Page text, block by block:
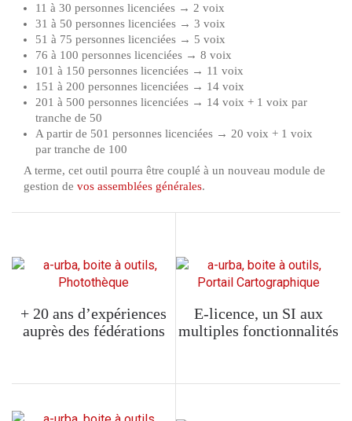
11 à 30 personnes licenciées → 2 voix
31 à 50 personnes licenciées → 3 voix
51 à 75 personnes licenciées → 5 voix
76 à 100 personnes licenciées → 8 voix
101 à 150 personnes licenciées → 11 voix
151 à 200 personnes licenciées → 14 voix
201 à 500 personnes licenciées → 14 voix + 1 voix par
tranche de 50
A partir de 501 personnes licenciées → 20 voix + 1 voix
par tranche de 100
A terme, cet outil pourra être couplé à un nouveau module de
gestion de vos assemblées générales.
+ 20 ans d’expériences
auprès des fédérations
E-licence, un SI aux
multiples fonctionnalités